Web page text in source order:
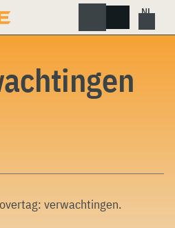
verwachtingen.